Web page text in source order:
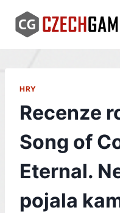
content
HRY
Recenze
Song of
Eternal.
pojala